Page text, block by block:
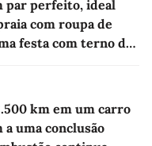
par perfeito, ideal
com roupa de
festa com terno de
km em um carro
uma conclusão